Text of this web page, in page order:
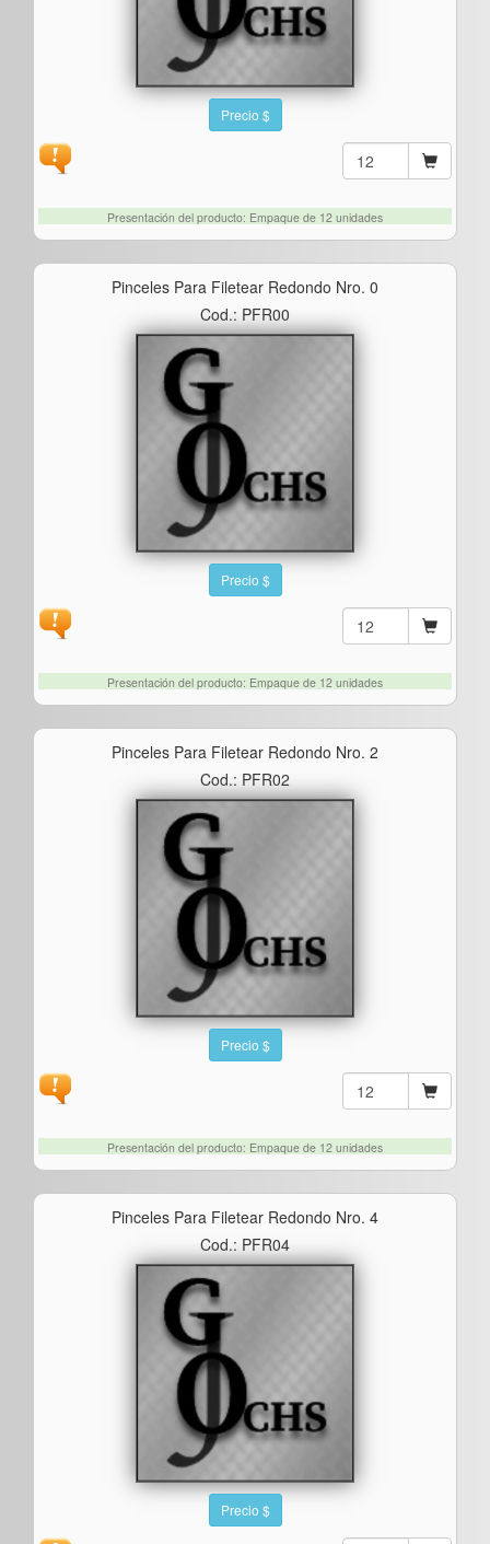
Precio $
Presentación del producto: Empaque de 12 unidades
Pinceles Para Filetear Redondo Nro. 0
Cod.: PFR00
Precio $
Presentación del producto: Empaque de 12 unidades
Pinceles Para Filetear Redondo Nro. 2
Cod.: PFR02
Precio $
Presentación del producto: Empaque de 12 unidades
Pinceles Para Filetear Redondo Nro. 4
Cod.: PFR04
Precio $